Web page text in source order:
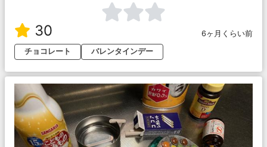
30
6ヶ月くらい前
チョコレート
バレンタインデー